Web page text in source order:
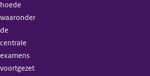
hoede
waaronder
de
centrale
examens
voortgezet